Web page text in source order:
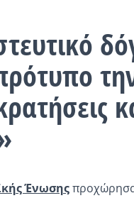
Ένωσης